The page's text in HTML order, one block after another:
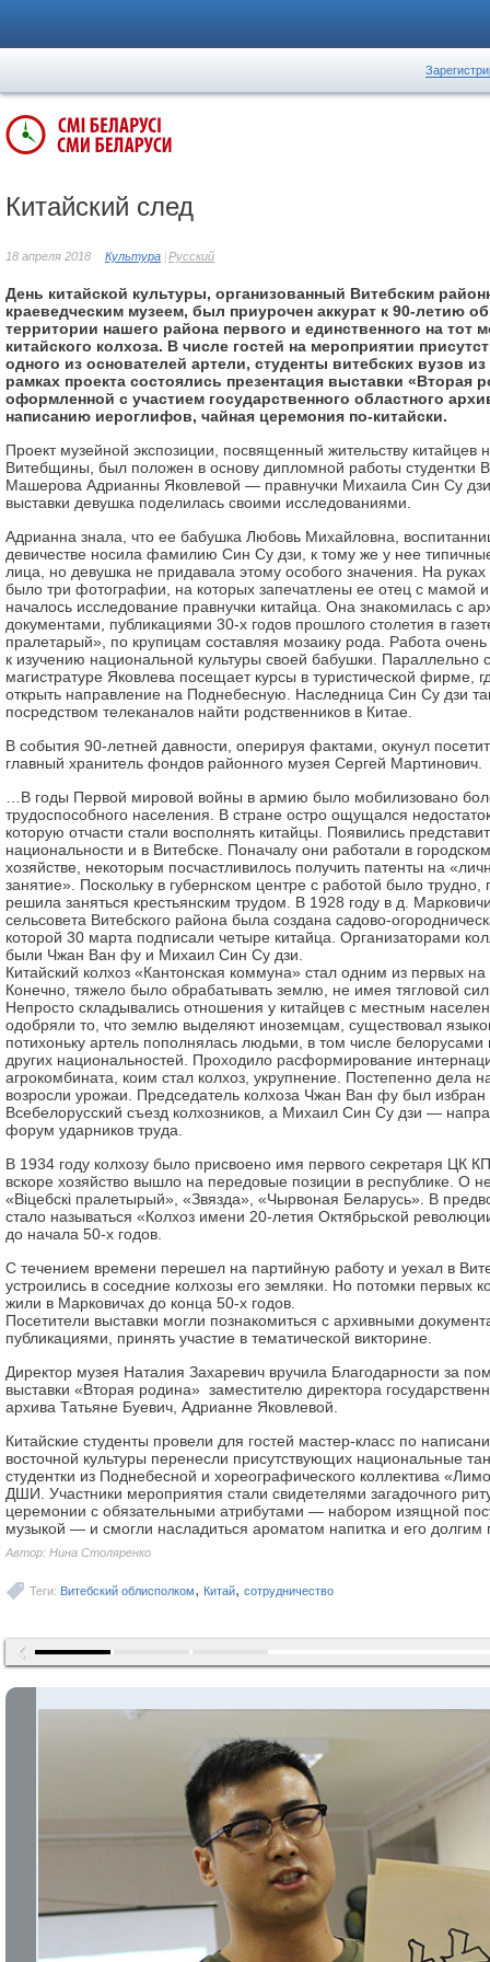
Китайский след
18 апреля 2018 Культура Русский
День китайской культуры, организованный Витебским
краеведческим музеем, был приурочен аккурат к 90-летию
территории нашего района первого и единственного на тот
китайского колхоза. В числе гостей на мероприятии
одного из основателей артели, студенты витебских вузов
рамках проекта состоялись презентация выставки «Вторая
оформленной с участием государственного областного
написанию иероглифов, чайная церемония по-китайски.
Проект музейной экспозиции, посвященный жительству китайцев
Витебщины, был положен в основу дипломной работы
Машерова Адрианны Яковлевой — правнучки Михаила Син Су
выставки девушка поделилась своими исследованиями.
Адрианна знала, что ее бабушка Любовь Михайловна,
девичестве носила фамилию Син Су дзи, к тому же у нее
лица, но девушка не придавала этому особого значения. На
было три фотографии, на которых запечатлены ее отец с мамой
началось исследование правнучки китайца. Она знакомилась с
документами, публикациями 30-х годов прошлого столетия в
пралетарый», по крупицам составляя мозаику рода. Работа
к изучению национальной культуры своей бабушки. Параллельно
магистратуре Яковлева посещает курсы в туристической фирме,
открыть направление на Поднебесную. Наследница Син Су дзи
посредством телеканалов найти родственников в Китае.
В события 90-летней давности, оперируя фактами, окунул
главный хранитель фондов районного музея Сергей Мартинович.
…В годы Первой мировой войны в армию было мобилизовано
трудоспособного населения. В стране остро ощущался
которую отчасти стали восполнять китайцы. Появились
национальности и в Витебске. Поначалу они работали в
хозяйстве, некоторым посчастливилось получить патенты на
занятие». Поскольку в губернском центре с работой было трудно,
решила заняться крестьянским трудом. В 1928 году в д.
сельсовета Витебского района была создана садово-
которой 30 марта подписали четыре китайца. Организаторами
были Чжан Ван фу и Михаил Син Су дзи.
Китайский колхоз «Кантонская коммуна» стал одним из первых
Конечно, тяжело было обрабатывать землю, не имея тягловой
Непросто складывались отношения у китайцев с местным
одобряли то, что землю выделяют иноземцам, существовал
потихоньку артель пополнялась людьми, в том числе белорусами
других национальностей. Проходило расформирование
агрокомбината, коим стал колхоз, укрупнение. Постепенно дела
возросли урожаи. Председатель колхоза Чжан Ван фу был избран
Всебелорусский съезд колхозников, а Михаил Син Су дзи —
форум ударников труда.
В 1934 году колхозу было присвоено имя первого секретаря ЦК
вскоре хозяйство вышло на передовые позиции в республике. О
«Віцебскі пралетырый», «Звязда», «Чырвоная Беларусь». В
стало называться «Колхоз имени 20-летия Октябрьской
до начала 50-х годов.
С течением времени перешел на партийную работу и уехал в
устроились в соседние колхозы его земляки. Но потомки первых
жили в Марковичах до конца 50-х годов.
Посетители выставки могли познакомиться с архивными
публикациями, принять участие в тематической викторине.
Директор музея Наталия Захаревич вручила Благодарности за
выставки «Вторая родина» заместителю директора
архива Татьяне Буевич, Адрианне Яковлевой.
Китайские студенты провели для гостей мастер-класс по
восточной культуры перенесли присутствующих национальные
студентки из Поднебесной и хореографического коллектива
ДШИ. Участники мероприятия стали свидетелями загадочного
церемонии с обязательными атрибутами — набором изящной
музыкой — и смогли насладиться ароматом напитка и его долгим
Автор: Нина Столяренко
Теги: Витебский облисполком, Китай, сотрудничество